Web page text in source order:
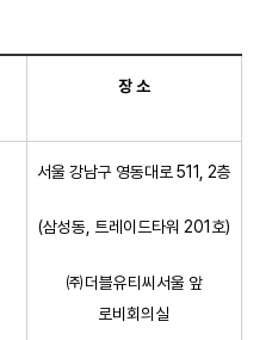
장 소
서울 강남구 영동대로 511, 2층
(삼성동, 트레이드타워 201호)
㈜더블유티씨서울 앞
로비회의실